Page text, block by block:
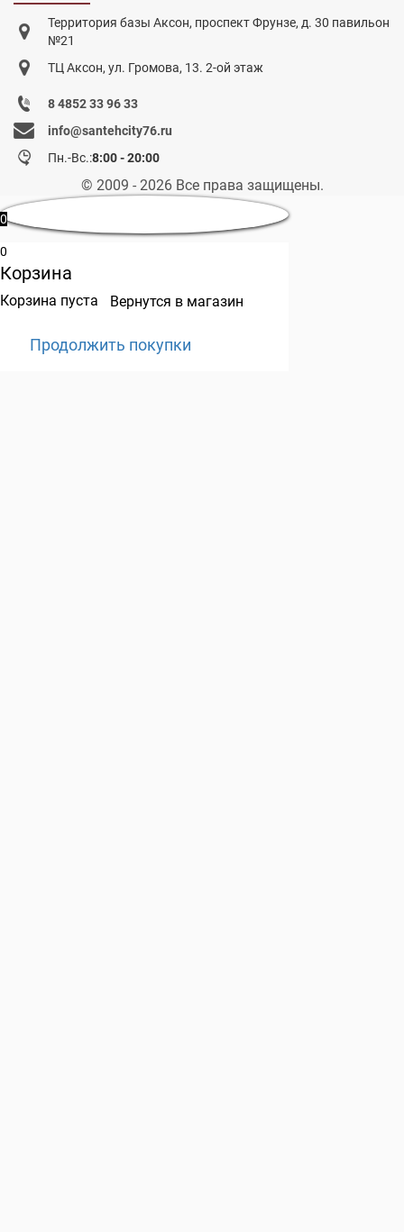
Территория базы Аксон, проспект Фрунзе, д. 30 павильон
№21
ТЦ Аксон, ул. Громова, 13. 2-ой этаж
8 4852 33 96 33
info@santehcity76.ru
Пн.-Вс.:8:00 - 20:00
© 2009 - 2026 Все права защищены.
0
0
Корзина
Корзина пуста Вернутся в магазин
Продолжить покупки